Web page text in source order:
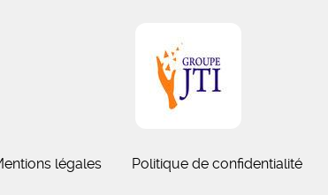
légales Politique de confidentialité